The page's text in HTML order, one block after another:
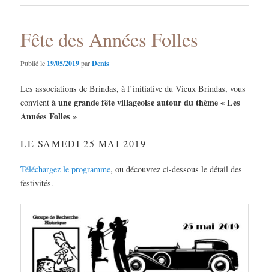
Fête des Années Folles
Publié le 19/05/2019parDenis
Les associations de Brindas, à l’initiative du Vieux Brindas, vous
convientà une grande fête villageoise autour du thème « Les
Années Folles »
LE SAMEDI 25 MAI 2019
Téléchargez le programme, ou découvrez ci-dessous le détail des
festivités.